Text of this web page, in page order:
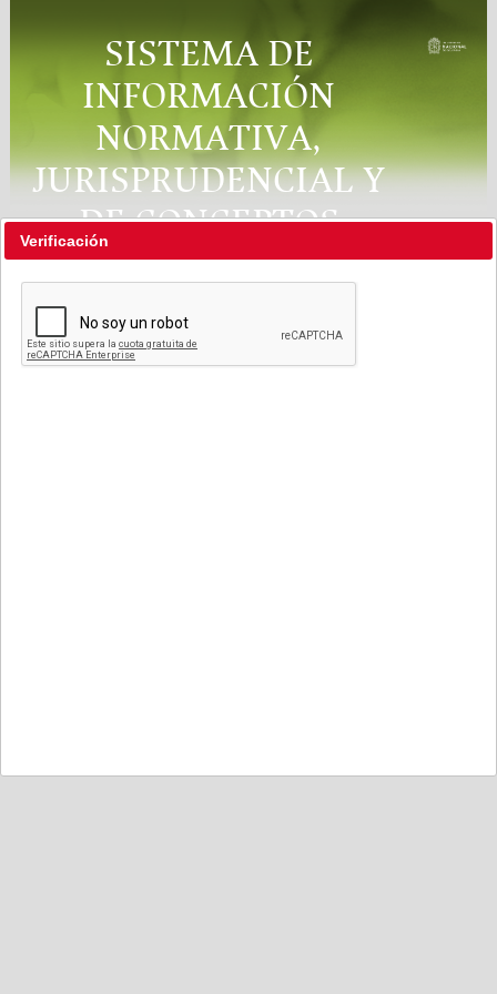
SISTEMA DE
INFORMACIÓN
NORMATIVA,
JURISPRUDENCIAL Y
DE CONCEPTOS
"RÉGIMEN LEGAL"
Verificación